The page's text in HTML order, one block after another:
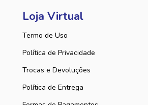
Loja Virtual
Termo de Uso
Política de Privacidade
Trocas e Devoluções
Política de Entrega